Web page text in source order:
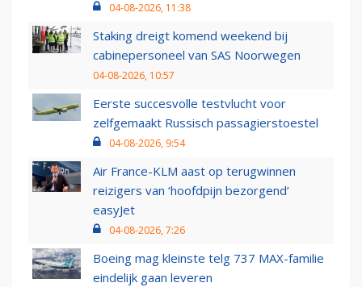
04-08-2026, 11:38
Staking dreigt komend weekend bij
cabinepersoneel van SAS Noorwegen
04-08-2026, 10:57
Eerste succesvolle testvlucht voor
zelfgemaakt Russisch passagierstoestel
04-08-2026, 9:54
Air France-KLM aast op terugwinnen
reizigers van ‘hoofdpijn bezorgend’
easyJet
04-08-2026, 7:26
Boeing mag kleinste telg 737 MAX-familie
eindelijk gaan leveren